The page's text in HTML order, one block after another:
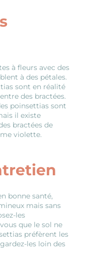
à fleurs avec des
à des pétales.
sont en réalité
des bractées.
poinsettias sont
il existe
bractées de
violette.
bonne santé,
mais sans
les
que le sol ne
préfèrent les
les loin des